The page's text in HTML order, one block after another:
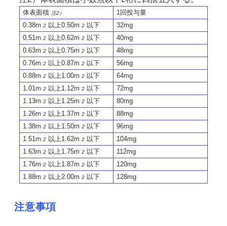
体表面積 注2）
1回投与量
0.38m 2 以上0.50m 2 以下
32mg
0.51m 2 以上0.62m 2 以下
40mg
0.63m 2 以上0.75m 2 以下
48mg
0.76m 2 以上0.87m 2 以下
56mg
0.88m 2 以上1.00m 2 以下
64mg
1.01m 2 以上1.12m 2 以下
72mg
1.13m 2 以上1.25m 2 以下
80mg
1.26m 2 以上1.37m 2 以下
88mg
1.38m 2 以上1.50m 2 以下
96mg
1.51m 2 以上1.62m 2 以下
104mg
1.63m 2 以上1.75m 2 以下
112mg
1.76m 2 以上1.87m 2 以下
120mg
1.88m 2 以上2.00m 2 以下 128mg
注意事項